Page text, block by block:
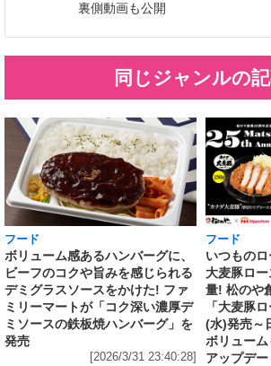
裏側動画も公開
同じジャンルの
フード
ボリューム感あるハンバーグに、
ビーフのコクや旨みを感じられる
デミグラスソースをかけた! ファ
ミリーマートが「コク深い濃厚デ
ミソースの鉄板焼ハンバーグ」を
発売
[2026/3/31 23:40:28]
フード
いつもの
大麦豚ロ
量! 松のや
「大麦豚
(水)発売～
ボリュー
アップデー